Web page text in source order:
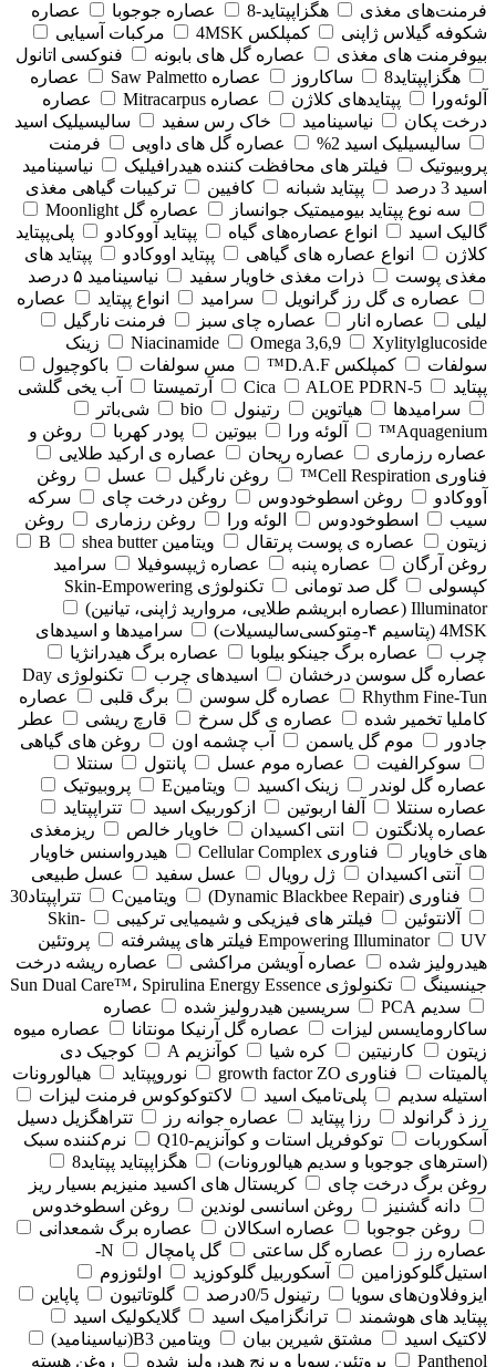
فرمنت‌های مغذی
هگزاپپتاید-8 عصاره جوجوبا
عصاره
شکوفه گیلاس ژاپنی
کمپلکس 4MSK
مرکبات آسیایی
بیوفرمنت های مغذی
عصاره گل های بابونه
فنوکسی اتانول
هگزاپپتاید8
ساکاروز عصاره Saw Palmetto
عصاره
آلوئه‌ورا
پپتایدهای کلاژن عصاره Mitracarpus
عصاره
درخت پکان
نیاسینامید خاک رس سفید
سالیسیلیک اسید
سالیسیلیک اسید 2%
عصاره گل های داویی
فرمنت
پروبیوتیک
فیلتر های محافظت کننده هیدرافیلیک
نیاسینامید
اسید 3 درصد
پپتاید شبانه کافیین
ترکیبات گیاهی مغذی
سه نوع پپتاید بیومیمتیک جوانساز
عصاره گل Moonlight
گالیک اسید
انواع عصاره‌های گیاه پپتاید آووکادو
پلی‌پپتاید
کلاژن
انواع عصاره های گیاهی پپتاید اووکادو
پپتاید های
مغذی پوست
ذرات مغذی خاویار سفید
نیاسینامید ۵ درصد
عصاره ی گل رز گرانویل
سرامید انواع پپتاید
عصاره
لیلی
عصاره انار عصاره چای سبز
فرمنت نارگیل
Niacinamide
Omega 3,6,9 Xylitylglucoside
زینک
سولفات
کمپلکس D.A.F™ مس سولفات
باکوچیول
پپتاید
5-Cica
ALOE PDRN آرتمیستا
آب یخی گلشی
سرامیدها
هیاتوین رتینول bio
شی‌باتر
Aquagenium™
آلوئه ورا بیوتین پودر کهربا
روغن و
عصاره رزماری
عصاره ریحان
عصاره ی ارکید طلایی
فناوری Cell Respiration™
روغن نارگیل عسل
روغن
آووکادو
روغن اسطوخودوس روغن درخت چای
سرکه
سیب
اسطوخودوس الوئه ورا روغن رزماری
روغن
زیتون
عصاره ی پوست پرتقال ویتامین Bshea butter
روغن آرگان
عصاره پنبه عصاره ژیپسوفیلا
سرامید
کپسولی
گل صد تومانی
تکنولوژی Skin-Empowering
Illuminator (عصاره ابریشم طلایی، مروارید ژاپنی، تیانین)
4MSK (پتاسیم ۴‑مِتوکسی‌سالیسیلات)
سرامیدها و اسیدهای
چرب
عصاره برگ جینکو بیلوبا
عصاره برگ هیدرانژیا
عصاره گل سوسن درخشان
اسیدهای چرب
تکنولوژی Day
Rhythm Fine‑Tun
عصاره گل سوسن برگ قلبی
عصاره
کاملیا تخمیر شده
عصاره ی گل سرخ قارچ ریشی
عطر
جادور
موم گل یاسمن آب چشمه اون
روغن های گیاهی
سوکرالفیت
عصاره موم عسل پانتول
سنتلا
عصاره گل لوندر
زینک اکسید ویتامینE
پروبیوتیک
عصاره سنتلا
آلفا اربوتین ازکوربیک اسید
تتراپپتاید
عصاره پلانگتون
انتی اکسیدان خاویار خالص
ریزمغذی
های خاویار
فناوری Cellular Complex
هیدرواسنس خاویار
آنتی اکسیدان
ژل رویال عسل سفید
عسل طبیعی
فناوری (‏Dynamic Blackbee Repair)
ویتامینC
تتراپپتاد30
آلانتوئین
فیلتر های فیزیکی و شیمیایی ترکیبی
Skin-
Empowering Illuminator
UV فیلتر های پیشرفته
پروتئین
هیدرولیز شده
عصاره آویشن مراکشی
عصاره ریشه درخت
جینسینگ
تکنولوژی Sun Dual Care™، Spirulina Energy Essence
سدیم PCA
سریسین هیدرولیز شده
عصاره
ساکارومایسس لیزات
عصاره گل آرنیکا مونتانا
عصاره میوه
زیتون
کارنیتین کره شیا کوآنزیم A
کوجیک دی
پالمیتات
فناوری growth factor ZO نوروپپتاید
هیالورونات
استیله سدیم
پلی‌تامیک اسید
لاکتوکوکوس فرمنت لیزات
رز ذ گرانولد
رزا پپتاید عصاره جوانه رز
تتراهگزیل دسیل
آسکوربات
توکوفریل استات و کوآنزیم-Q10
نرم‌کننده سبک
(استرهای جوجوبا و سدیم هیالورونات)
هگزاپپتاید پپتاید8
روغن برگ درخت چای
کریستال های اکسید منیزیم بسیار ریز
دانه گشنیز
روغن اسانسی لوندین
روغن اسطوخدوس
روغن جوجوبا
عصاره اسکالان
عصاره برگ شمعدانی
عصاره رز
عصاره گل ساعتی گل پامچال
N-
استیل‌گلوکوزامین
آسکوربیل گلوکوزید
اولئوزوم
ایزوفلاون‌های سویا
رتینول 0/5درصد گلوتاتیون
پاپاین
پپتاید های هوشمند
ترانگزامیک اسید
گلایکولیک اسید
لاکتیک اسید
مشتق شیرین بیان
ویتامین B3(نیاسینامید)
Panthenol
پروتئین سویا و برنج هیدرولیز شده روغن هسته